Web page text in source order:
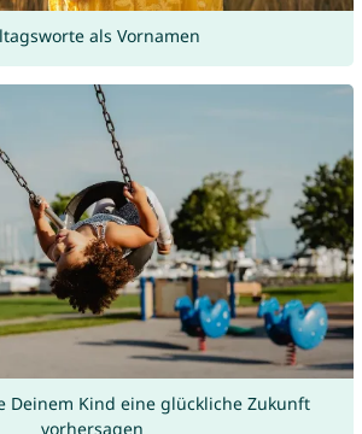
als Vornamen
Deinem Kind eine glückliche Zukunft
vorhersagen